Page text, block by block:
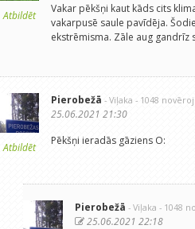
Atbildēt
Vakar pēkšņi kaut kāds cits
vakarpusē saule pavīdēja.
ekstrēmisma. Zāle aug gandrīz
Atbildēt
Pierobežā - Viļaka - 1048
25.06.2021 21:30
Pēkšņi ieradās gāziens O:
Pierobežā - Viļaka - 1048
25.06.2021 22:18